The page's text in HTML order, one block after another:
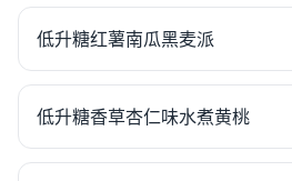
低升糖红薯南瓜黑麦派
低升糖香草杏仁味水煮黄桃